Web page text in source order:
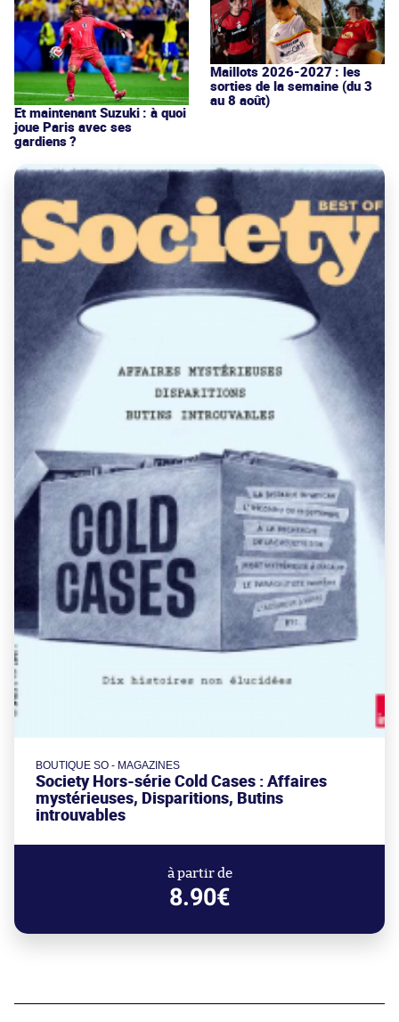
Et maintenant Suzuki : à quoi
joue Paris avec ses
gardiens ?
Maillots 2026-2027 : les
sorties de la semaine (du 3
au 8 août)
BOUTIQUE SO - MAGAZINES
Society Hors-série Cold Cases : Affaires
mystérieuses, Disparitions, Butins
introuvables
à partir de
8.90€